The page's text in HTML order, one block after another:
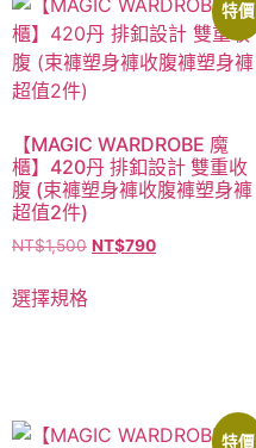
特價
【MAGIC WARDROBE 魔
櫃】420丹 排釦設計 雙重收
腹 (束褲塑身褲收腹褲塑身褲
超值2件)
NT$1,500 NT$790
選擇規格
特價